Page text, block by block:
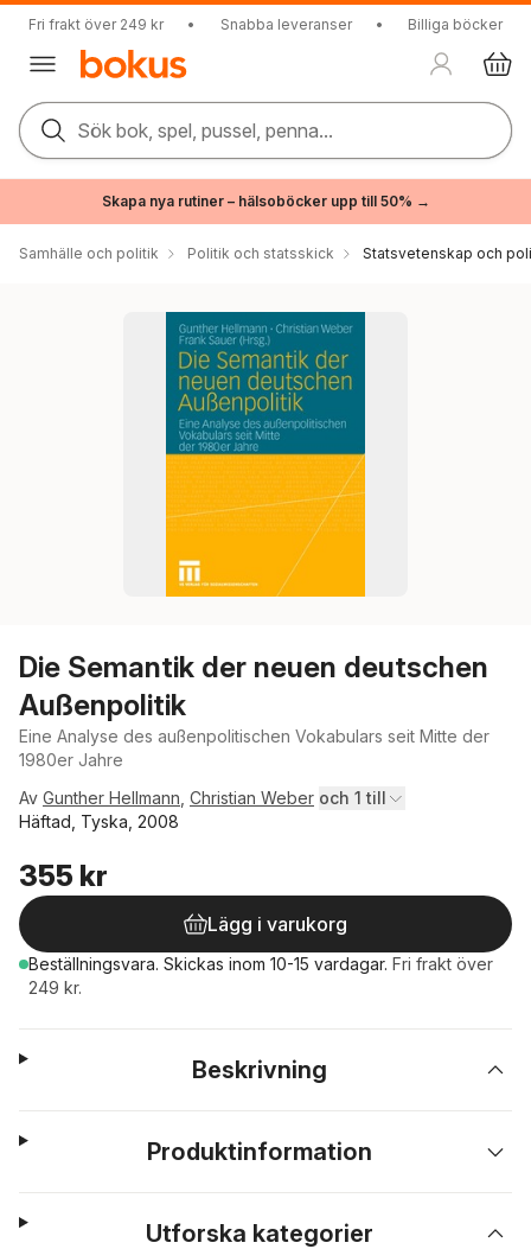
Fri frakt över 249 kr • Snabba leveranser • Billiga böcker
Sök bok, spel, pussel, penna...
Skapa nya rutiner – hälsoböcker upp till 50% →
Samhälle och politik Politik och statsskick Statsvetenskap och
Die Semantik der neuen deutschen
Außenpolitik
Eine Analyse des außenpolitischen Vokabulars seit Mitte der
1980er Jahre
Av Gunther Hellmann Christian Weber och 1 till
Häftad, Tyska, 2008
355 kr
Lägg i varukorg
Beställningsvara. Skickas inom 10-15 vardagar. Fri frakt över
249 kr.
Beskrivning
Produktinformation
Utforska kategorier